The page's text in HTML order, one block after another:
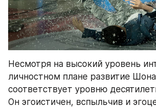
Несмотря на высокий уровень
личностном плане развитие Шона
соответствует уровню
Он эгоистичен, вспыльчив и